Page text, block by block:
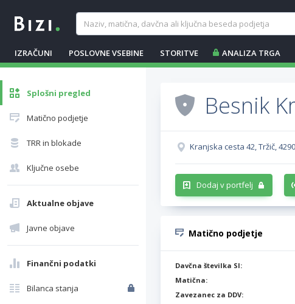
IZRAČUNI POSLOVNE VSEBINE STORITVE ANALIZA TRGA
Splošni pregled
Matično podjetje
TRR in blokade
Ključne osebe
Aktualne objave
Javne objave
Finančni podatki
Bilanca stanja
Besnik
Kranjska cesta 42, Tržič,
Dodaj v portfelj
Matično podjetje
Davčna številka SI:
Matična:
Zavezanec za DDV: